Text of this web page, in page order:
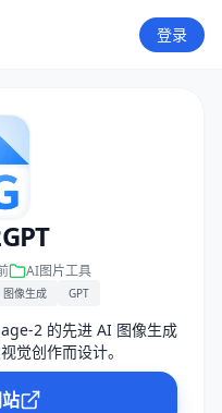
登录
AI图片工具
图像生成 GPT
2 的先进 AI 图像生成
觉创作而设计。